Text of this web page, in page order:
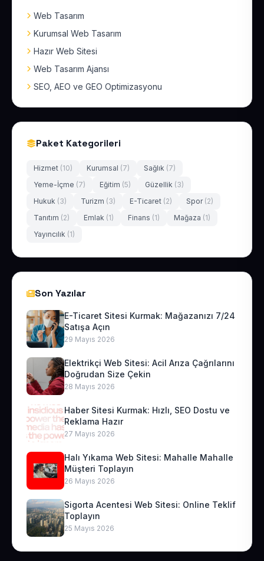
Web Tasarım
Kurumsal Web Tasarım
Hazır Web Sitesi
Web Tasarım Ajansı
SEO, AEO ve GEO Optimizasyonu
Paket Kategorileri
Hizmet (10) Kurumsal (7) Sağlık (7)
Yeme-İçme (7) Eğitim (5) Güzellik (3)
Hukuk (3) Turizm (3) E-Ticaret (2) Spor (2)
Tanıtım (2) Emlak (1) Finans (1) Mağaza (1)
Yayıncılık (1)
Son Yazılar
E-Ticaret Sitesi Kurmak: Mağazanızı 7/24
Satışa Açın
29 Mayıs 2026
Elektrikçi Web Sitesi: Acil Arıza Çağrılarını
Doğrudan Size Çekin
28 Mayıs 2026
Haber Sitesi Kurmak: Hızlı, SEO Dostu ve
Reklama Hazır
27 Mayıs 2026
Halı Yıkama Web Sitesi: Mahalle Mahalle
Müşteri Toplayın
26 Mayıs 2026
Sigorta Acentesi Web Sitesi: Online Teklif
Toplayın
25 Mayıs 2026